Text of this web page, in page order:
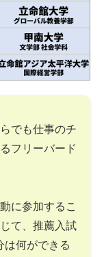
でも仕事のチ
フリーバード
に参加するこ
て、推薦入試
は何ができる